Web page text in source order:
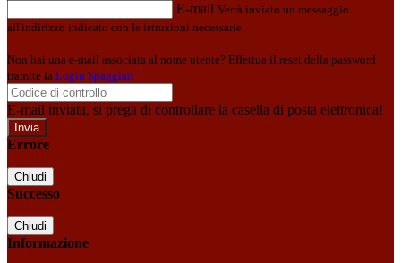
E-mail Verrà inviato un messaggio
all'indirizzo indicato con le istruzioni necessarie.
Non hai una e-mail associata al nome utente? Effettua il reset della password
tramite la Login Spaggiari
E-mail inviata, si prega di controllare la casella di posta elettronica!
Errore
Chiudi
Successo
Chiudi
Informazione